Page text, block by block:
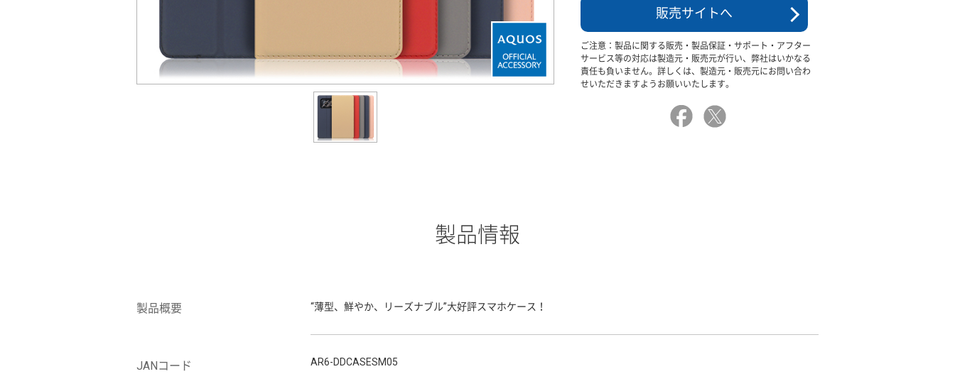
販売サイトへ
ご注意：製品に関する販売・製品保証・サポート・アフター
サービス等の対応は製造元・販売元が行い、弊社はいかなる
責任も負いません。詳しくは、製造元・販売元にお問い合わ
せいただきますようお願いいたします。
製品情報
製品概要 “薄型、鮮やか、リーズナブル”大好評スマホケース！
JANコード AR6-DDCASESM05